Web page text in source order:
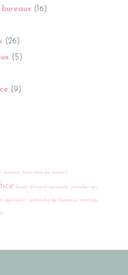
(16)
(26)
(5)
(9)
avocats bien être au travail
fonds d'investissements installer ses
parisiens recherche de bureaux startups